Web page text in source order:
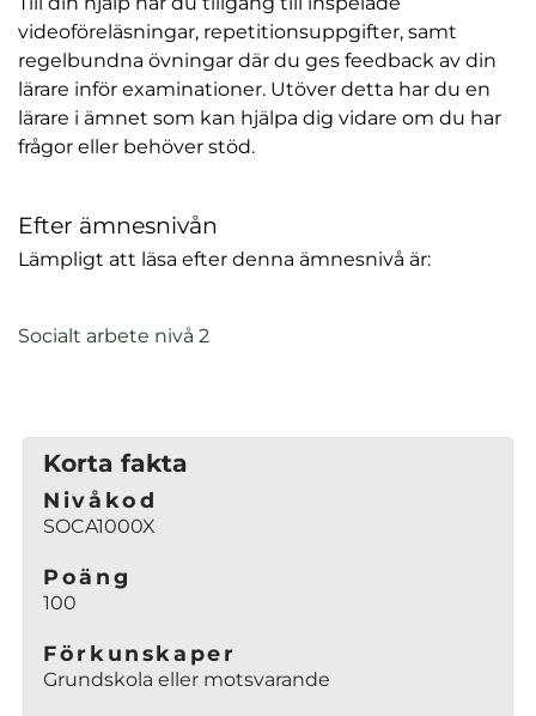
videoföreläsningar, repetitionsuppgifter, samt
regelbundna övningar där du ges feedback av din
lärare inför examinationer. Utöver detta har du en
lärare i ämnet som kan hjälpa dig vidare om du har
frågor eller behöver stöd.
Efter ämnesnivån
Lämpligt att läsa efter denna ämnesnivå är:
Socialt arbete nivå 2
t
f
Korta fakta
Nivåkod
SOCA1000X
Poäng
100
Förkunskaper
Grundskola eller motsvarande